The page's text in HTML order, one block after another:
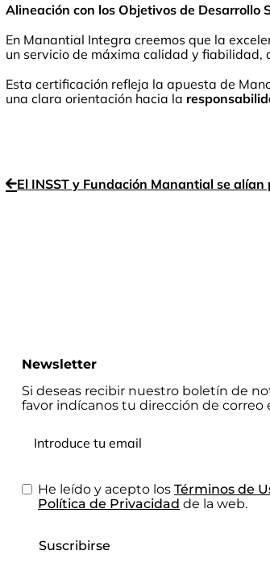
Alineación con los Objetivos de Desarrollo
En Manantial Integra creemos que la
un servicio de máxima calidad y fiabilidad,
Esta certificación refleja la apuesta de
una clara orientación hacia la
Newsletter
Si deseas recibir nuestro boletín de
favor indícanos tu dirección de correo
He leído y acepto los Términos de
Política de Privacidad de la web.
Suscribirse